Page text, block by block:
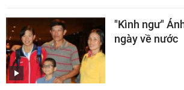
"Kình ngư"
ngày về nước